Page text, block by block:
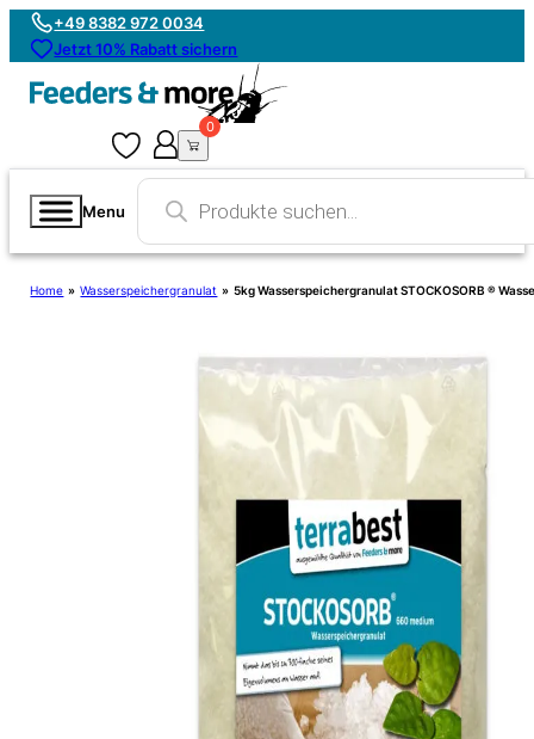
+49 8382 972 0034
Jetzt 10% Rabatt sichern
0
Menu
Products
search
Home » Wasserspeichergranulat » 5kg Wasserspeichergranulat STOCKOSORB ®